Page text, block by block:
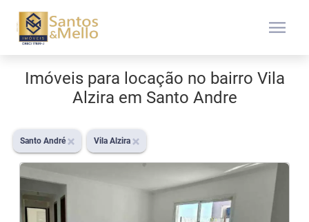
menu
Imóveis para locação no bairro Vila
Alzira em Santo Andre
Santo André Vila Alzira